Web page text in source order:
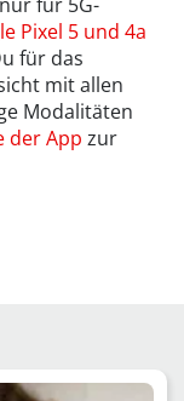
Pixel 5 und 4a
für das
mit allen
Modalitäten
der App zur